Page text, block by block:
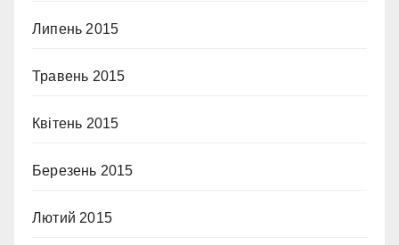
Липень 2015
Травень 2015
Квітень 2015
Березень 2015
Лютий 2015